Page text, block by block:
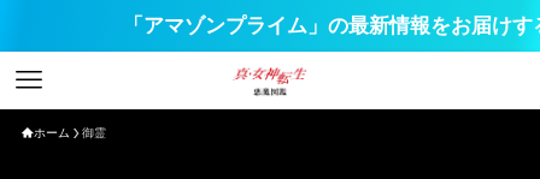
「アマゾンプライム」の最新情報をお届け
ホーム 御霊